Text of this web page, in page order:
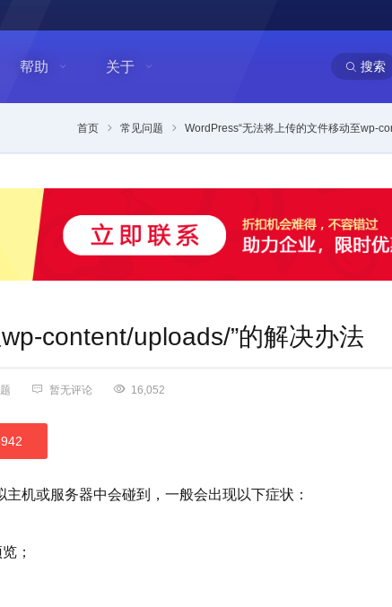
帮助 关于 搜索
首页 常见问题 WordPress“无法将上传的文件移动至wp-
content/uploads/”的解决办法
暂无评论 16,052
机或服务器中会碰到，一般会出现以下症状：
；